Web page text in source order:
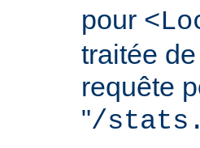
pour
traitée
requête
"/